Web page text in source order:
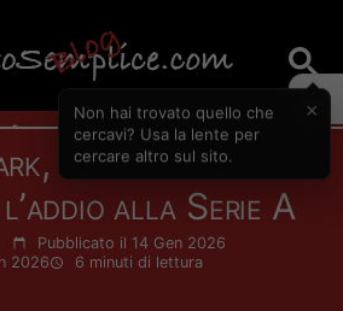
Attualità
è finita: storia di
alla Serie A
Pubblicato il 14 Gen 2026
2026
6 minuti di lettura
Non hai trovato quello che
cercavi? Usa la lente per
cercare altro sul sito.
×